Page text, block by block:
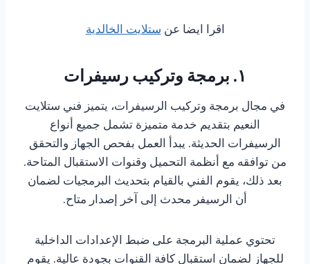
اقرا ايضا عنستلايت الخالدية
١. برمجة وتركيب رسيفرات
في مجال برمجة وتركيب الرسيفرات، يتميز فني ستلايت
النعيم بتقديم خدمة متميزة تشمل جميع أنواع
الرسيفرات الحديثة. يبدأ العمل بفحص الجهاز والتحقق
من توافقه مع أنظمة التحميل وقنوات الاستقبال المتاحة.
بعد ذلك، يقوم الفني بالقيام بتحديث البرمجيات لضمان
أن الرسيفر محدث إلى آخر إصدار متاح.
تحتوي عملية البرمجة على ضبط الإعدادات الداخلية
للجهاز لضمان استقبال كافة القنوات بجودة عالية. يقوم